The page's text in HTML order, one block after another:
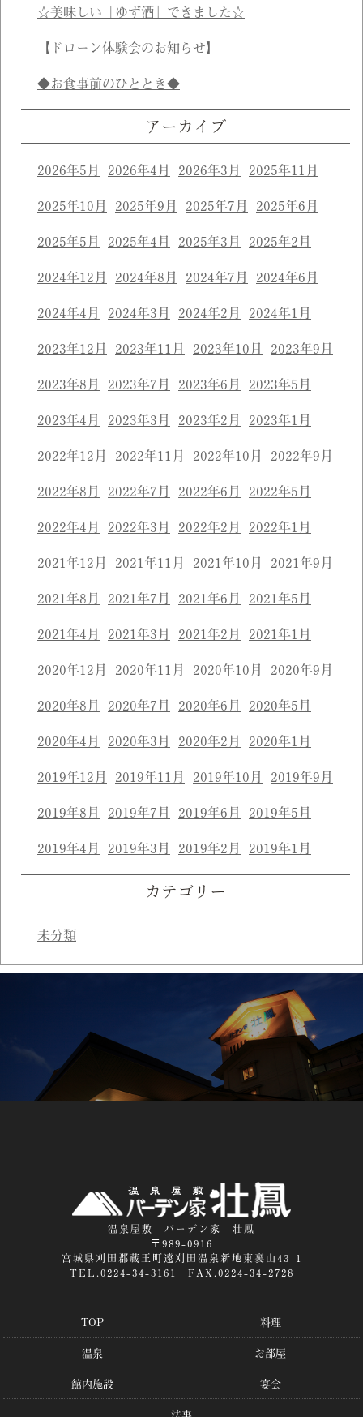
☆美味しい「ゆず酒」できました☆
【ドローン体験会のお知らせ】
◆お食事前のひととき◆
アーカイブ
2026年5月 2026年4月 2026年3月 2025年11月
2025年10月 2025年9月 2025年7月 2025年6月
2025年5月 2025年4月 2025年3月 2025年2月
2024年12月 2024年8月 2024年7月 2024年6月
2024年4月 2024年3月 2024年2月 2024年1月
2023年12月 2023年11月 2023年10月 2023年9月
2023年8月 2023年7月 2023年6月 2023年5月
2023年4月 2023年3月 2023年2月 2023年1月
2022年12月 2022年11月 2022年10月 2022年9月
2022年8月 2022年7月 2022年6月 2022年5月
2022年4月 2022年3月 2022年2月 2022年1月
2021年12月 2021年11月 2021年10月 2021年9月
2021年8月 2021年7月 2021年6月 2021年5月
2021年4月 2021年3月 2021年2月 2021年1月
2020年12月 2020年11月 2020年10月 2020年9月
2020年8月 2020年7月 2020年6月 2020年5月
2020年4月 2020年3月 2020年2月 2020年1月
2019年12月 2019年11月 2019年10月 2019年9月
2019年8月 2019年7月 2019年6月 2019年5月
2019年4月 2019年3月 2019年2月 2019年1月
カテゴリー
未分類
温泉屋敷 バーデン家 壮鳳
〒989-0916
宮城県刈田郡蔵王町遠刈田温泉新地東裏山43-1
TEL.0224-34-3161 FAX.0224-34-2728
TOP
料理
温泉
お部屋
館内施設
宴会